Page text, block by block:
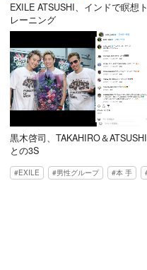
EXILE ATSUSHI、インドで瞑想ト
レーニング
黒木啓司、TAKAHIRO＆ATSUSHI
との3S
EXILE 男性グループ 本 手